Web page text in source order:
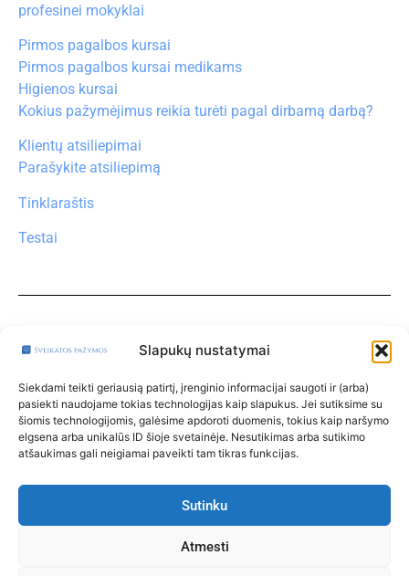
Slapukų nustatymai
Siekdami teikti geriausią patirtį, įrenginio informacijai saugoti ir (arba)
pasiekti naudojame tokias technologijas kaip slapukus. Jei sutiksime su
šiomis technologijomis, galėsime apdoroti duomenis, tokius kaip naršymo
elgsena arba unikalūs ID šioje svetainėje. Nesutikimas arba sutikimo
atšaukimas gali neigiamai paveikti tam tikras funkcijas.
Sutinku
Atmesti
profesinei mokyklai
Pirmos pagalbos kursai
Pirmos pagalbos kursai medikams
Higienos kursai
Kokius pažymėjimus reikia turėti pagal dirbamą darbą?
Klientų atsiliepimai
Parašykite atsiliepimą
Tinklaraštis
Testai
Klinikos
Taisyklės
Privatumo politika